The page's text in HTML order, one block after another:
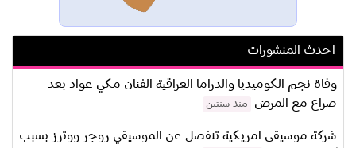
احدث المنشورات
وفاة نجم الكوميديا والدراما العراقية الفنان مكي عواد بعد
صراع مع المرض
منذ سنتين
شركة موسيقى امريكية تنفصل عن الموسيقي روجر ووترز بسبب